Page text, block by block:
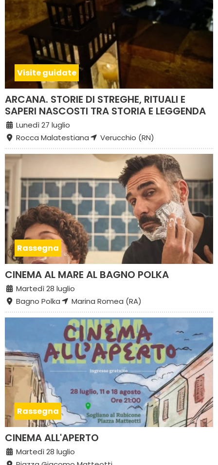
Visite guidate
ARCANA. STORIE DI STREGHE, RITUALI E
SAPERI NASCOSTI TRA STORIA E LEGGENDA
Lunedì 27 luglio
Rocca Malatestiana
Verucchio (RN)
Rassegna
CINEMA AL MARE AL BAGNO POLKA
Martedì 28 luglio
Bagno Polka
Marina Romea (RA)
Rassegna
CINEMA ALL'APERTO
Martedì 28 luglio